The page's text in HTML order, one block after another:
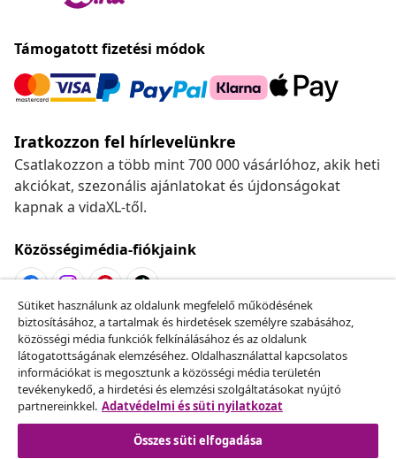
Támogatott fizetési módok
Iratkozzon fel hírlevelünkre
Csatlakozzon a több mint 700 000 vásárlóhoz, akik heti
akciókat, szezonális ajánlatokat és újdonságokat
kapnak a vidaXL-től.
Közösségimédia-fiókjaink
Szerződéstől való elállás
Küldj be egy rendelés lemondására vonatkozó
kérelmet.
Szerződéstől való elállás
Sütiket használunk az oldalunk megfelelő működésének
biztosításához, a tartalmak és hirdetések személyre szabásához,
közösségi média funkciók felkínálásához és az oldalunk
látogatottságának elemzéséhez. Oldalhasználattal kapcsolatos
információkat is megosztunk a közösségi média területén
tevékenykedő, a hirdetési és elemzési szolgáltatásokat nyújtó
partnereinkkel. Adatvédelmi és süti nyilatkozat
Összes süti elfogadása